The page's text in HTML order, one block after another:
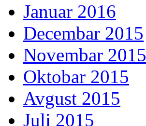
Januar 2016
Decembar 2015
Novembar 2015
Oktobar 2015
Avgust 2015
Juli 2015